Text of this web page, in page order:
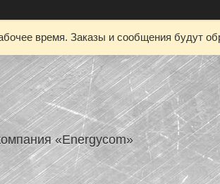
время. Заказы и сообщения будут
«Energycom»